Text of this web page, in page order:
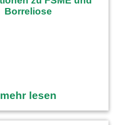
mehr lesen